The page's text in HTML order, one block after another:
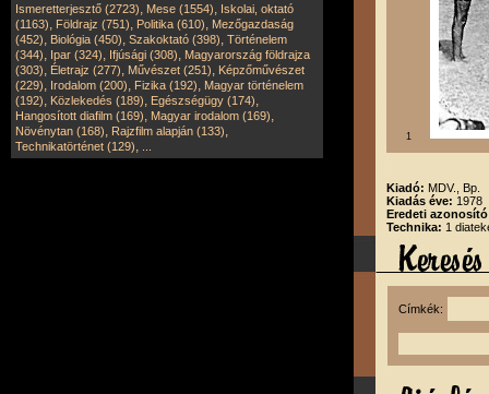
Ismeretterjesztő (2723), Mese (1554), Iskolai, oktató
(1163), Földrajz (751), Politika (610), Mezőgazdaság
(452), Biológia (450), Szakoktató (398), Történelem
(344), Ipar (324), Ifjúsági (308), Magyarország földrajza
(303), Életrajz (277), Művészet (251), Képzőművészet
(229), Irodalom (200), Fizika (192), Magyar történelem
(192), Közlekedés (189), Egészségügy (174),
Hangosított diafilm (169), Magyar irodalom (169),
Növénytan (168), Rajzfilm alapján (133),
Technikatörténet (129),
1
Kiadó: MDV., Bp.
Kiadás éve: 1978
Eredeti
Technika: 1
Címkék: